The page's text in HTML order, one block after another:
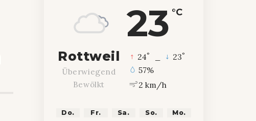
23 °C
Rottweil
Überwiegend
Bewölkt
24° 23°
57%
2 km/h
Do. Fr. Sa. So. Mo.